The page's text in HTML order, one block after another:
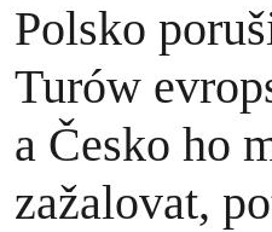
Polsko
Turów
a Česko ho
zažalovat,